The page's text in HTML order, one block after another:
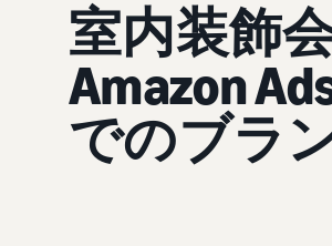
室内装飾
Amazon
でのブラ